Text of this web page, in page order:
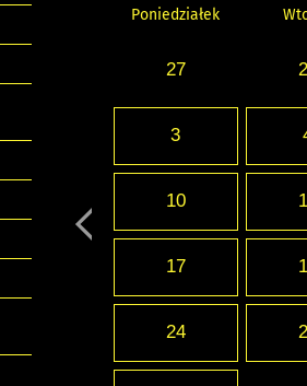
Poniedziałek
27
3
10
17
24